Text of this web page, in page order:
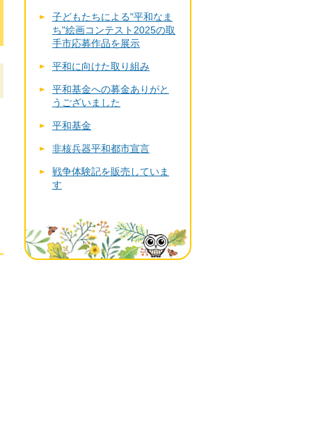
子どもたちによる"平和なま
ち"絵画コンテスト2025の取
手市応募作品を展示
平和に向けた取り組み
平和基金への募金ありがと
うございました
平和基金
非核兵器平和都市宣言
戦争体験記を販売していま
す